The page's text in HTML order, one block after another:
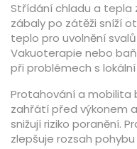
Střídání chladu a tepla
zábaly po zátěži sníží
teplo pro uvolnění
Vakuoterapie nebo
při problémech s
Protahování a mobilita
zahřátí před výkonem
snižují riziko poranění.
zlepšuje rozsah